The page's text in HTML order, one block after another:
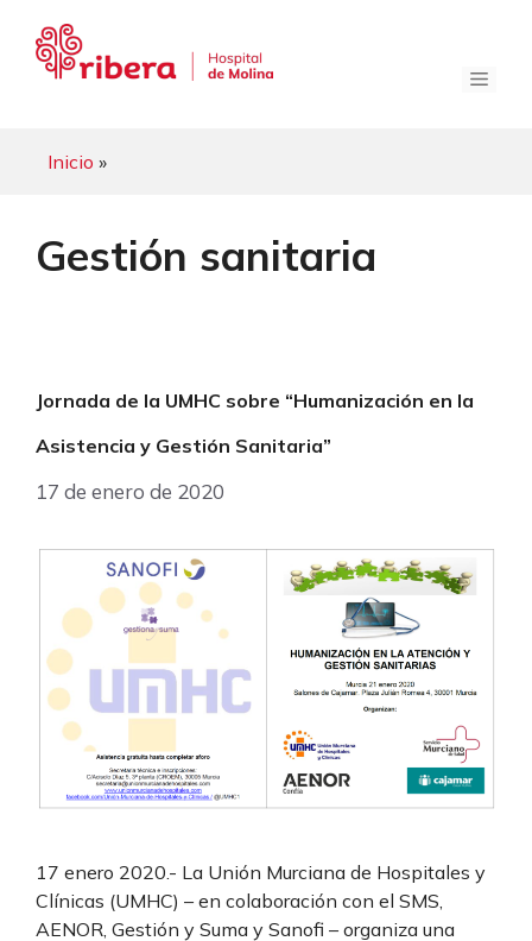
contenido
Menú
Inicio »
Gestión sanitaria
Jornada de la UMHC sobre “Humanización en la
Asistencia y Gestión Sanitaria”
17 de enero de 2020
17 enero 2020.- La Unión Murciana de Hospitales y
Clínicas (UMHC) – en colaboración con el SMS,
AENOR, Gestión y Suma y Sanofi – organiza una